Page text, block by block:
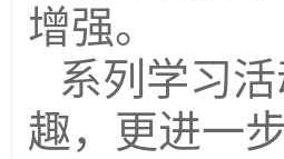
增强。
系列学习
趣，更进一